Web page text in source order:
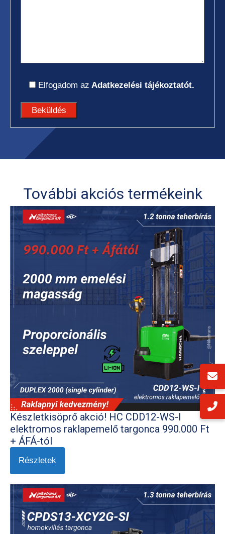
Elfogadom az Adatkezelési tájékoztatót.
További akciós termékeink
Készletkisöprő akció! HC CDD12-WS-I
elektromos raklapemelő targonca 990.000 Ft
+ ÁFÁ-tól
Részletek